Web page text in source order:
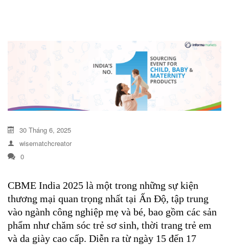
30 Tháng 6, 2025
wisematchcreator
0
CBME India 2025 là một trong những sự kiện
thương mại quan trọng nhất tại Ấn Độ, tập trung
vào ngành công nghiệp mẹ và bé, bao gồm các sản
phẩm như chăm sóc trẻ sơ sinh, thời trang trẻ em
và da giày cao cấp. Diễn ra từ ngày 15 đến 17